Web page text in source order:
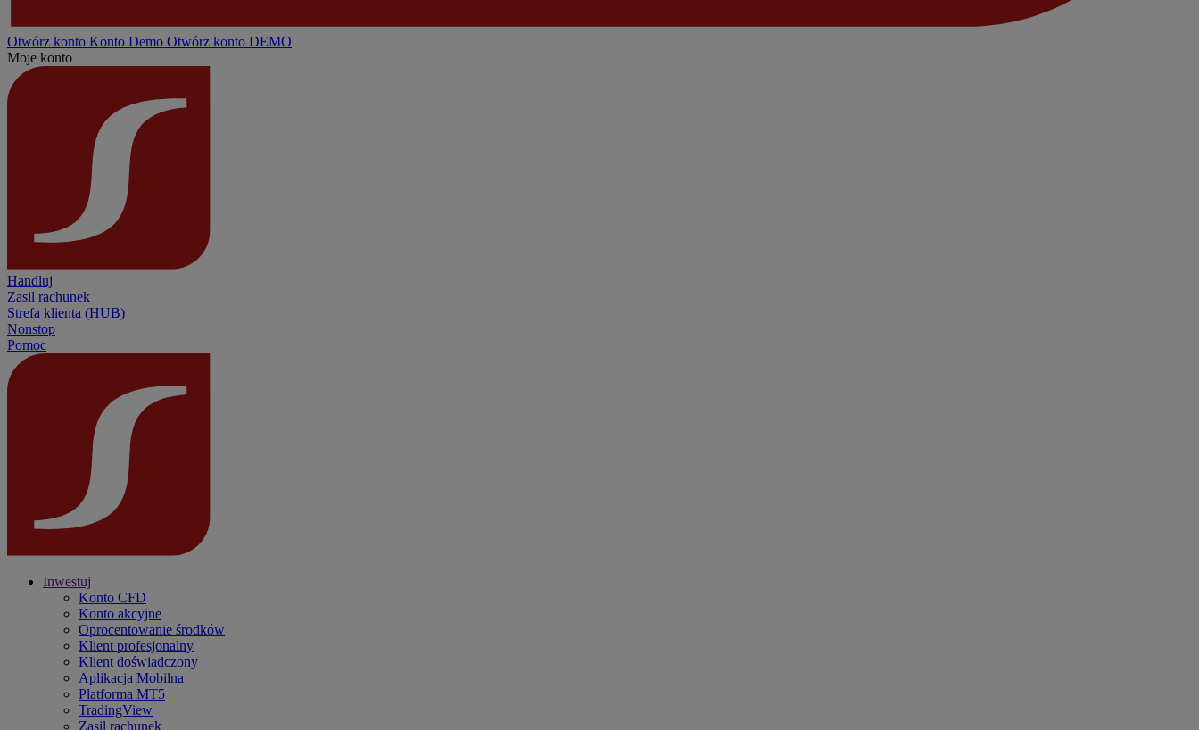
Otwórz konto Konto Demo Otwórz konto DEMO
Moje konto
Handluj
Zasil rachunek
Strefa klienta (HUB)
Nonstop
Pomoc
Inwestuj
Konto CFD
Konto akcyjne
Oprocentowanie środków
Klient profesjonalny
Klient doświadczony
Aplikacja Mobilna
Platforma MT5
TradingView
Zasil rachunek